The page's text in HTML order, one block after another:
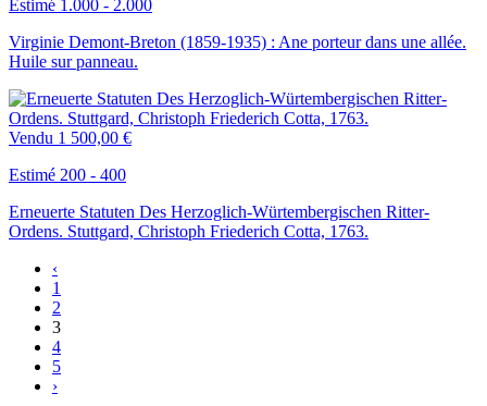
Estimé 1.000 - 2.000
Virginie Demont-Breton (1859-1935) : Ane porteur dans une allée.
Huile sur panneau.
Vendu 1 500,00 €
Estimé 200 - 400
Erneuerte Statuten Des Herzoglich-Würtembergischen Ritter-
Ordens. Stuttgard, Christoph Friederich Cotta, 1763.
‹
1
2
3
4
5
›